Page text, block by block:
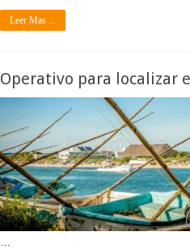
Leer Mas ...
Operativo para localizar
…